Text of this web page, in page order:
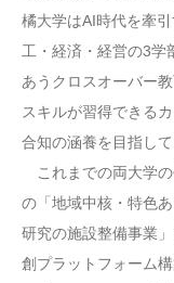
橘大学はAI時代を牽
工・経済・経営の3学
あうクロスオーバー
スキルが習得できる
合知の涵養を目指して
これまでの両大学の
の「地域中核・特色
研究の施設整備事業
創プラットフォーム